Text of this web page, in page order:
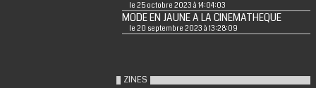
le 25 octobre 2023 à 14:04:03
MODE EN JAUNE A LA CINEMATHEQUE
le 20 septembre 2023 à 13:28:09
ZINES